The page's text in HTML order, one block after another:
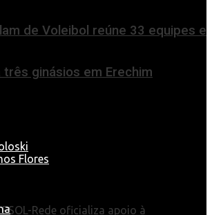
de Voleibol reúne 33 equipes e
três ginásios em Erechim
Flores